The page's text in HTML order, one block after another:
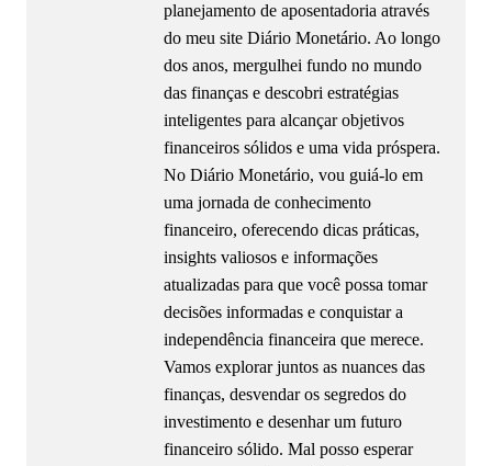
planejamento de aposentadoria através
do meu site Diário Monetário. Ao longo
dos anos, mergulhei fundo no mundo
das finanças e descobri estratégias
inteligentes para alcançar objetivos
financeiros sólidos e uma vida próspera.
No Diário Monetário, vou guiá-lo em
uma jornada de conhecimento
financeiro, oferecendo dicas práticas,
insights valiosos e informações
atualizadas para que você possa tomar
decisões informadas e conquistar a
independência financeira que merece.
Vamos explorar juntos as nuances das
finanças, desvendar os segredos do
investimento e desenhar um futuro
financeiro sólido. Mal posso esperar